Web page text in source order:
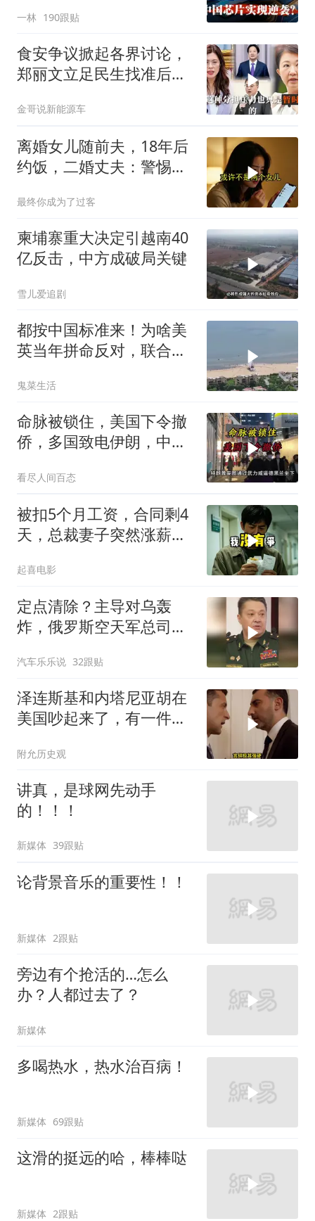
一林 190跟贴
食安争议掀起各界讨论，
郑丽文立足民生找准后续
金哥说新能源车
离婚女儿随前夫，18年后
约饭，二婚丈夫：警惕骗
最终你成为了过客
柬埔寨重大决定引越南40
亿反击，中方成破局关键
雪儿爱追剧
都按中国标准来！为啥美
英当年拼命反对，联合国
鬼菜生活
命脉被锁住，美国下令撤
侨，多国致电伊朗，中国
看尽人间百态
被扣5个月工资，合同剩4
天，总裁妻子突然涨薪续
起喜电影
定点清除？主导对乌轰
炸，俄罗斯空天军总司令
身亡！
汽车乐乐说 32跟贴
泽连斯基和内塔尼亚胡在
美国吵起来了，有一件事
附允历史观
讲真，是球网先动手
的！！！
新媒体 39跟贴
论背景音乐的重要性！！
新媒体 2跟贴
旁边有个抢活的…怎么
办？人都过去了？
新媒体
多喝热水，热水治百病！
新媒体 69跟贴
这滑的挺远的哈，棒棒哒
新媒体 2跟贴